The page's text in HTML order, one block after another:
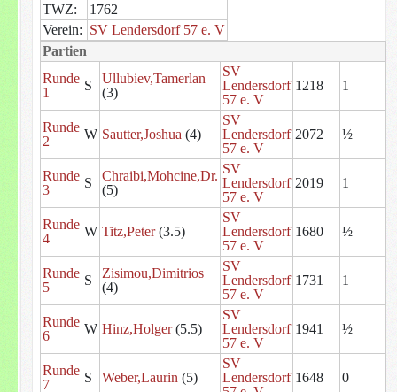
TWZ:
1762
Verein: SV Lendersdorf 57 e. V
Partien
Runde
1
S
Ullubiev,Tamerlan
(3)
SV
Lendersdorf
57 e. V
1218 1
Runde
2
W Sautter,Joshua (4)
SV
Lendersdorf
57 e. V
2072 ½
Runde
3
S
Chraibi,Mohcine,Dr.
(5)
SV
Lendersdorf
57 e. V
2019 1
Runde
4
W Titz,Peter(3.5)
SV
Lendersdorf
57 e. V
1680 ½
Runde
5
S
Zisimou,Dimitrios
(4)
SV
Lendersdorf
57 e. V
1731 1
Runde
6
W Hinz,Holger(5.5)
SV
Lendersdorf
57 e. V
1941 ½
Runde
7
S Weber,Laurin (5)
SV
Lendersdorf 1648 0